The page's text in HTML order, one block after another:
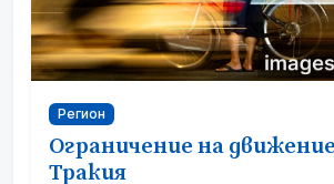
Регион
Ограничение на
Тракия